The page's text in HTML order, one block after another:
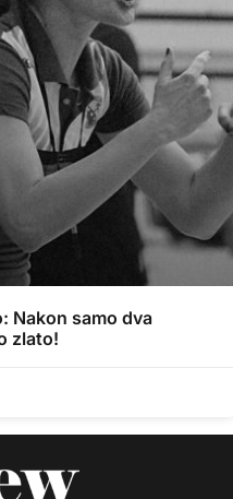
Nakon samo dva
zlato!